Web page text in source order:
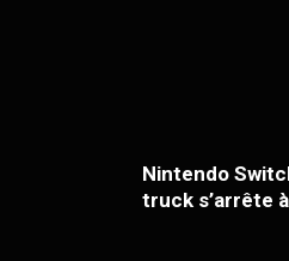
Nintendo
truck s’arrête